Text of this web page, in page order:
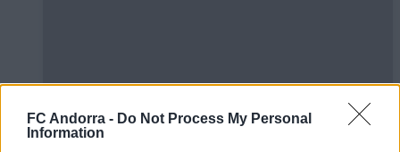
FC Andorra - Do Not Process My Personal
Information